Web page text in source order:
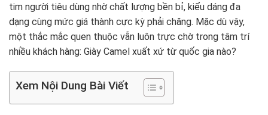
tim người tiêu dùng nhờ chất lượng bền bỉ, kiểu dáng đa
dạng cùng mức giá thành cực kỳ phải chăng. Mặc dù vậy,
một thắc mắc quen thuộc vẫn luôn trực chờ trong tâm trí
nhiều khách hàng: Giày Camel xuất xứ từ quốc gia nào?
Xem Nội Dung Bài Viết